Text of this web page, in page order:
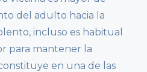
del adulto hacia la
incluso es habitual
para mantener la
en una de las